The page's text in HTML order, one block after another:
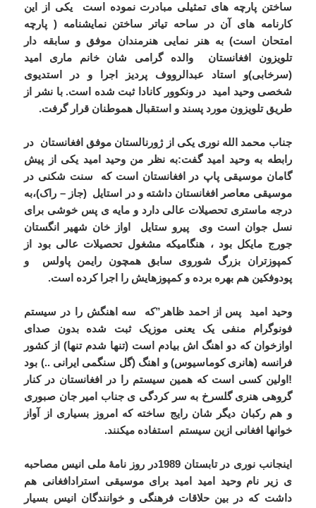
ساختن پارچه های تمثیلی مبادرت نموده است یکی از این
کارنامه های آن در ساحه تیاتر ساختن نمایشنامه ( پارچه
امتحان است) به هنر نمایی هنرمندان موفق و سابقه دار
تلویزون افغانستان والده گرامی شان خانم ماری امید
(سرخابی)و استاد عبدالرووف پردیز اجرا و در استدیوی
شخصی وحید امید در ونکوور کانادا ثبت شده است. با نشر از
طریق تلویزون مورد پسند و استقبال هموطنان قرار گرفت.
جناب محمد الله نوری یکی از ژورنالستان موفق افغانستان در
رابطه به وحید امید گفت:به نظر من وحید امید یکی از پیش
گامان موسیقی پاپ در افغانستان است که سنت شکنی در
موسیقی معاصر افغانستان داشته و در استایل (جاز – راک)،به
درجه ماستری تحصیلات عالی دارد و مایه ی پس خوشی برای
نسل جوان است وی پیرو ستایل اواز خان شهیر انگستان
جورج مایکل بود ، هنگامیکه مشغول تحصیلات عالی بود از
کمپوزتران بزرگ شوروی سابق همچون رایمن پاولس و
پودوفکین هم بهره برده و کمپوزهایش را اجرا کرده است.
وحید امید پس از احمد ظاهر”که سه اهنگش را در سیستم
فونوگرام منفی یک یعنی موزیک ثبت شده بدون صدای
اوازخوان که دو اهنگ اش بیادم است (تنها شدم تنها) از کشور
فرانسه (هانری کوماسیوس) و اهنگ (گل سنگمی ایرانی ..) بود
!اولین کسی است که همین سیستم را در افغانستان در کنار
گروهی هنری گلسرخ به سر کردگی ی جناب امیر جان صبوری
و هم رکبان دیگر شان رایج ساخته که امروز بسیاری از آواز
خوانها افغانی ازین سیستم استفاده میکنند.
اینجانب نوری در تابستان 1989در روز نامۀ ملی انیس مصاحبه
ی زیر نام وحید امید امید برای موسیقی استرادافغانی هم
داشت که در بین حلاقات فرهنگی و خوانندگان انیس بسیار